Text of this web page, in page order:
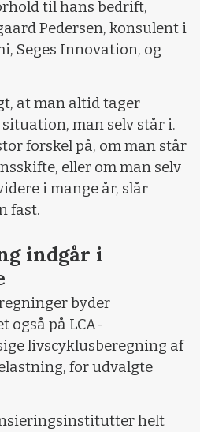
til hans bedrift,
Pedersen, konsulent i
Seges Innovation, og
at man altid tager
man selv står i.
forskel på, om man står
eller om man selv
i mange år, slår
fast.
indgår i
byder
også på LCA-
livscyklusberegning af
for udvalgte
helt